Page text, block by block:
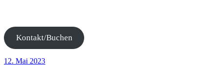
Kontakt/Buchen
12. Mai 2023